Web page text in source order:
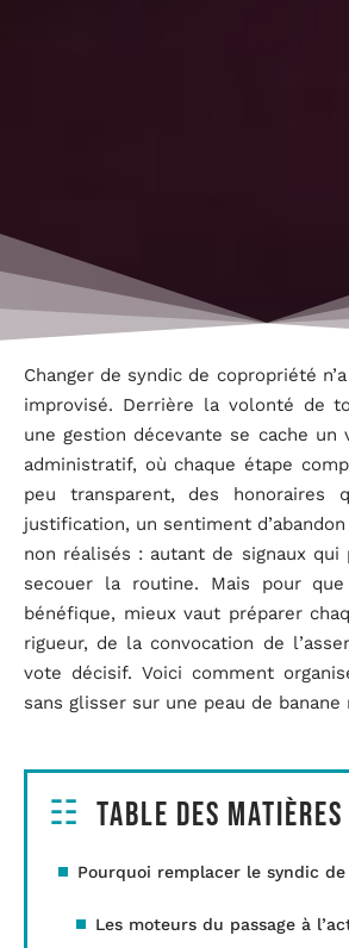
Changer de syndic de copropriété
improvisé. Derrière la volonté de
une gestion décevante se cache un
administratif, où chaque étape
peu transparent, des honoraires
justification, un sentiment
non réalisés : autant de signaux qui
secouer la routine. Mais pour
bénéfique, mieux vaut préparer
rigueur, de la convocation de
vote décisif. Voici comment
sans glisser sur une peau de banane
Table des matières
Pourquoi remplacer le syndic
Les moteurs du passage à